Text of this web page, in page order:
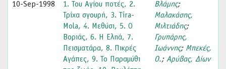
10-Sep-1998
1. Του Αγίου ποτές, 2.
Τρίχα σγουρή, 3. Tira-
Mola, 4. Μεθύσι, 5. Ο
Βοριάς, 6. Η Εληά, 7.
Πεισματάρα, 8. Πικρές
Αγάπες, 9. Το Παραμύθι
Βλάμης;
Μαλακάσης,
Μιλτιάδης;
Γρυπάρης,
Ιωάννης; Μπεκές,
Ο.; Αρύβας, Δίων